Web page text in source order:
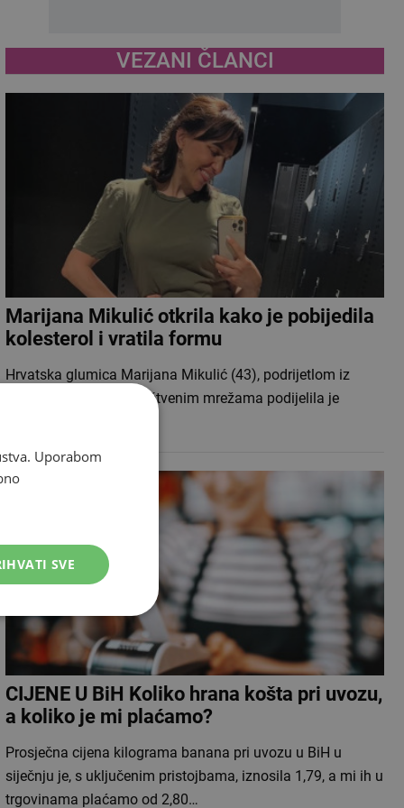
VEZANI ČLANCI
Marijana Mikulić otkrila kako je pobijedila
kolesterol i vratila formu
Hrvatska glumica Marijana Mikulić (43), podrijetlom iz
Širokog Brijega, na društvenim mrežama podijelila je
CIJENE U BiH Koliko hrana košta pri uvozu,
a koliko je mi plaćamo?
Prosječna cijena kilograma banana pri uvozu u BiH u
siječnju je, s uključenim pristojbama, iznosila 1,79, a mi ih u
trgovinama plaćamo od 2,80…
Uporabom
SVE